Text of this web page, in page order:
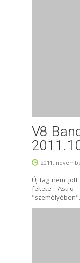
V8
2011.
Új tag nem
fekete Astro
"személyében".